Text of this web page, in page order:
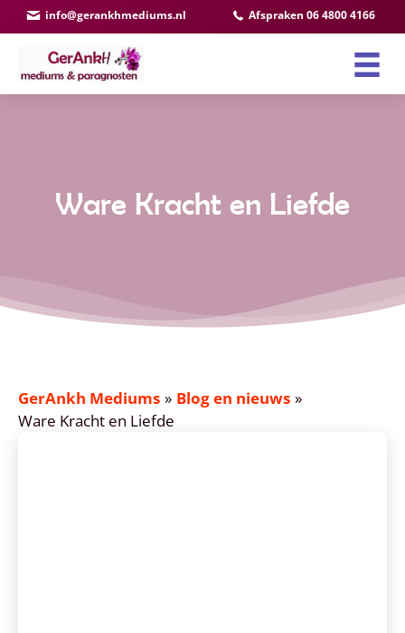
naar
inhoud
info@gerankhmediums.nl Afspraken 06 4800 4166
Ware Kracht en Liefde
GerAnkh Mediums » Blog en nieuws »
Ware Kracht en Liefde